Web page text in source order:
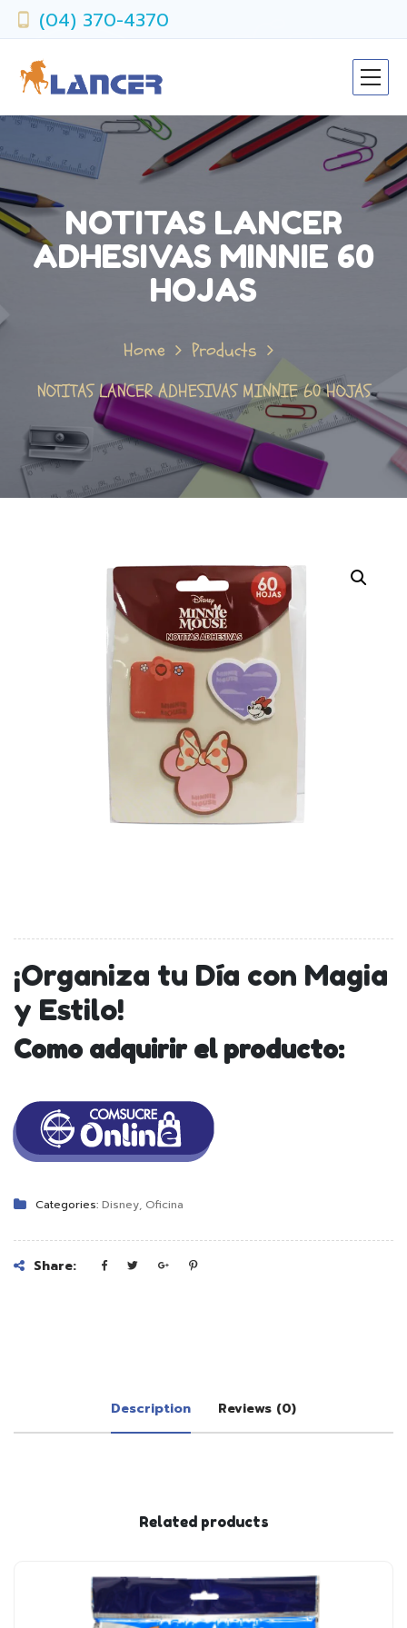
(04) 370-4370
NOTITAS LANCER
ADHESIVAS MINNIE 60
HOJAS
Home
Products
NOTITAS LANCER ADHESIVAS MINNIE 60 HOJAS
¡Organiza tu Día con Magia
y Estilo!
Como adquirir el producto:
Categories: Disney, Oficina
Share:
Description Reviews (0)
Related products